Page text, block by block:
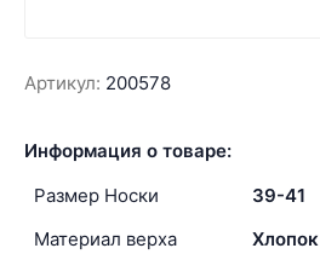
Артикул: 200578
Информация о товаре:
Размер Носки
39-41
Материал верха